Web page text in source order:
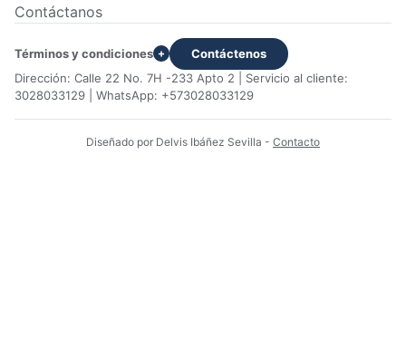
Contáctanos
Términos y condiciones +
Contáctenos
Dirección: Calle 22 No. 7H -233 Apto 2 | Servicio al cliente:
3028033129 | WhatsApp: +573028033129
Diseñado por Delvis Ibáñez Sevilla - Contacto